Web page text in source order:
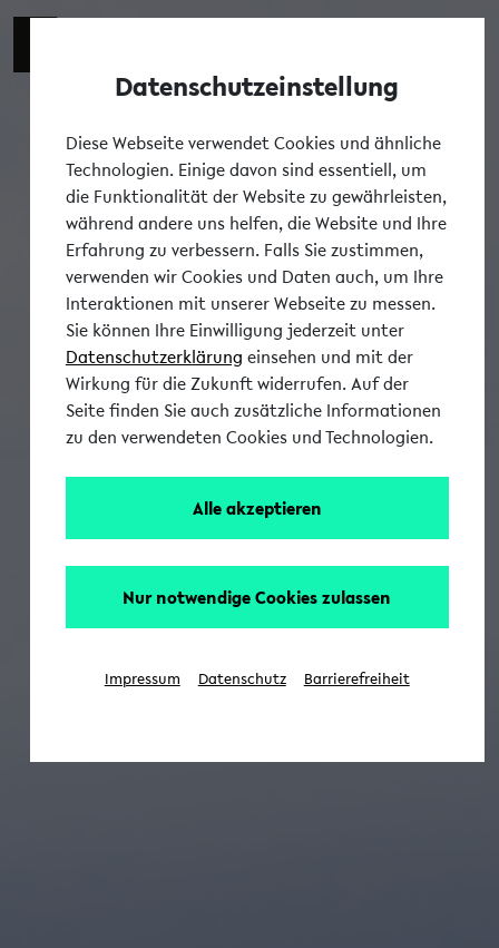
Datenschutzeinstellung
Diese Webseite verwendet Cookies und ähnliche
Technologien. Einige davon sind essentiell, um
die Funktionalität der Website zu gewährleisten,
während andere uns helfen, die Website und Ihre
Erfahrung zu verbessern. Falls Sie zustimmen,
verwenden wir Cookies und Daten auch, um Ihre
Interaktionen mit unserer Webseite zu messen.
Sie können Ihre Einwilligung jederzeit unter
Datenschutzerklärung einsehen und mit der
Wirkung für die Zukunft widerrufen. Auf der
Seite finden Sie auch zusätzliche Informationen
zu den verwendeten Cookies und Technologien.
Alle akzeptieren
Nur notwendige Cookies zulassen
Impressum Datenschutz Barrierefreiheit